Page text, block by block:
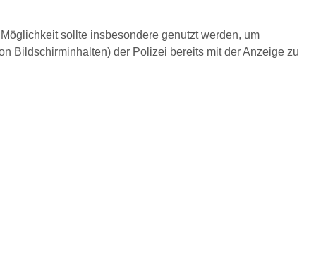
sollte insbesondere genutzt werden, um
Bildschirminhalten) der Polizei bereits mit der Anzeige zu